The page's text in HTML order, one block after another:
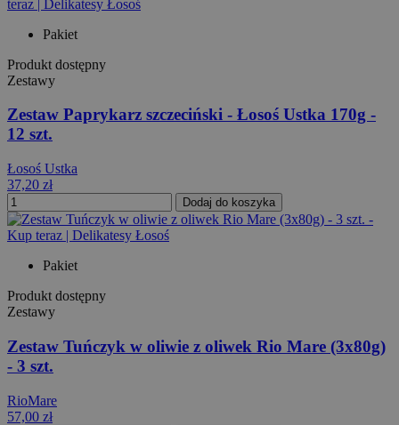
Pakiet
Produkt dostępny
Zestawy
Zestaw Paprykarz szczeciński - Łosoś Ustka 170g -
12 szt.
Łosoś Ustka
37,20 zł
Dodaj do koszyka
Pakiet
Produkt dostępny
Zestawy
Zestaw Tuńczyk w oliwie z oliwek Rio Mare (3x80g)
- 3 szt.
RioMare
57,00 zł